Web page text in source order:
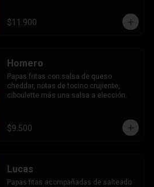
$11.900
Homero
Papas fritas con salsa de queso
cheddar, notas de tocino crujiente,
ciboulette más una salsa a elección.
$9.500
Lucas
Papas fitas acompañadas de salteado